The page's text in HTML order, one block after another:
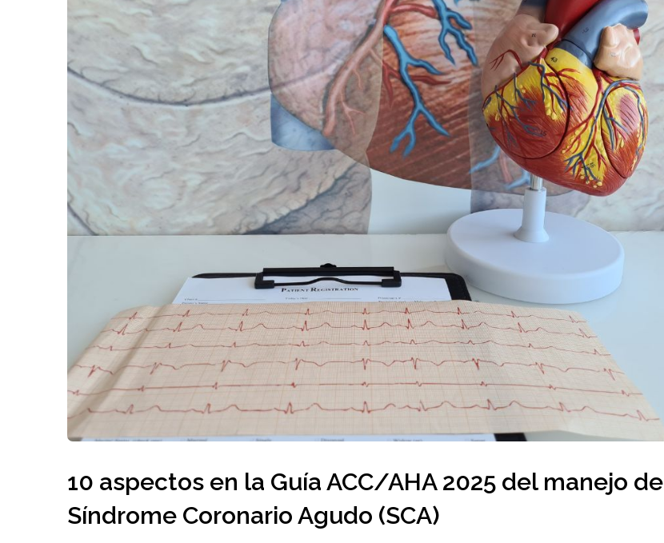
10 aspectos en la Guía ACC/AHA 2025 del manejo de
Síndrome Coronario Agudo (SCA)